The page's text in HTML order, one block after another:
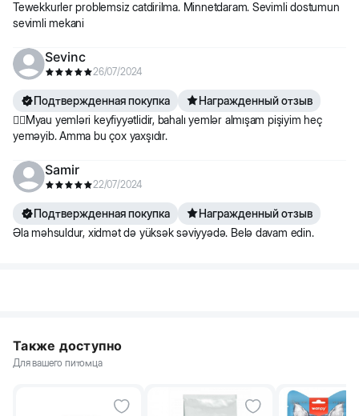
Tewekkurler problemsiz catdirilma. Minnetdaram. Sevimli dostumun
sevimli mekani
Sevinc
26/07/2024
Подтвержденная покупка
Награжденный отзыв
👍🏻Myau yemləri keyfiyyətlidir, bahalı yemlər almışam pişiyim heç
yeməyib. Amma bu çox yaxşıdır.
Samir
22/07/2024
Подтвержденная покупка
Награжденный отзыв
Əla məhsuldur, xidmət də yüksək səviyyədə. Belə davam edin.
Также доступно
Для вашего питомца